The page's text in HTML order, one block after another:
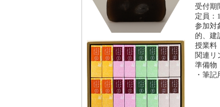
受付
定員：
参加対
的、建
授業料
関連リ
準備物
・筆記